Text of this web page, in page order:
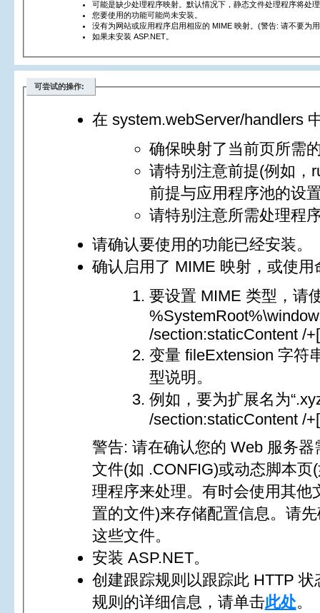
可能是缺少处理程序映射。默认情况下，静态文件处理程序将处
您要使用的功能可能尚未安装。
没有为网站或应用程序启用相应的 MIME 映射。(警告: 请不要为
如果未安装 ASP.NET。
可尝试的操作:
在 system.webServer/handlers
确保映射了当前页所需
请特别注意前提(例如，
前提与应用程序池的设
请特别注意所需处理程
请确认要使用的功能已经安装。
确认启用了 MIME 映射，或使
要设置 MIME 类型，请
/section:staticContent /
变量 fileExtension 字符
型说明。
例如，要为扩展名为
/section:staticContent /
警告: 请在确认您的 Web 服务
文件(如 .CONFIG)或动态脚本
理程序来处理。有时会使用其他
置的文件)来存储配置信息。请
这些文件。
安装 ASP.NET。
创建跟踪规则以跟踪此 HTTP
规则的详细信息，请单击此处。